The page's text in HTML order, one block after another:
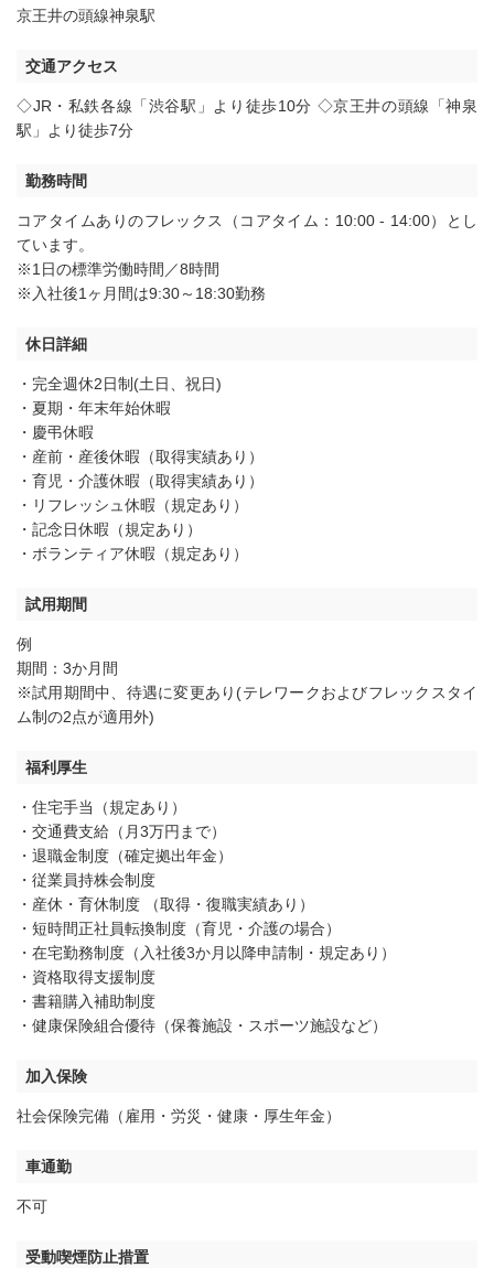
京王井の頭線神泉駅
交通アクセス
◇JR・私鉄各線「渋谷駅」より徒歩10分 ◇京王井の頭線「神泉
駅」より徒歩7分
勤務時間
コアタイムありのフレックス（コアタイム：10:00 - 14:00）とし
ています。
※1日の標準労働時間／8時間
※入社後1ヶ月間は9:30～18:30勤務
休日詳細
・完全週休2日制(土日、祝日)
・夏期・年末年始休暇
・慶弔休暇
・産前・産後休暇（取得実績あり）
・育児・介護休暇（取得実績あり）
・リフレッシュ休暇（規定あり）
・記念日休暇（規定あり）
・ボランティア休暇（規定あり）
試用期間
例
期間：3か月間
※試用期間中、待遇に変更あり(テレワークおよびフレックスタイ
ム制の2点が適用外)
福利厚生
・住宅手当（規定あり）
・交通費支給（月3万円まで）
・退職金制度（確定拠出年金）
・従業員持株会制度
・産休・育休制度 （取得・復職実績あり）
・短時間正社員転換制度（育児・介護の場合）
・在宅勤務制度（入社後3か月以降申請制・規定あり）
・資格取得支援制度
・書籍購入補助制度
・健康保険組合優待（保養施設・スポーツ施設など）
加入保険
社会保険完備（雇用・労災・健康・厚生年金）
車通勤
不可
受動喫煙防止措置